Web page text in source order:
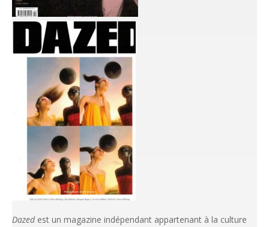
Dazedest un magazine indépendant appartenant à la culture